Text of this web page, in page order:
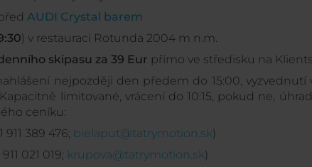
AUDI Crystal barem
) v restauraci Rotunda 2004 m n.m.
skipasu za 39 Eur přímo ve středisku na
nejpozději den předem do 15:00, vyzvednutí
limitované, vrácení do 10:15, pokud ne,
ceníku:
389 476; bielaput@tatrymotion.sk)
021 019; krupova@tatrymotion.sk)